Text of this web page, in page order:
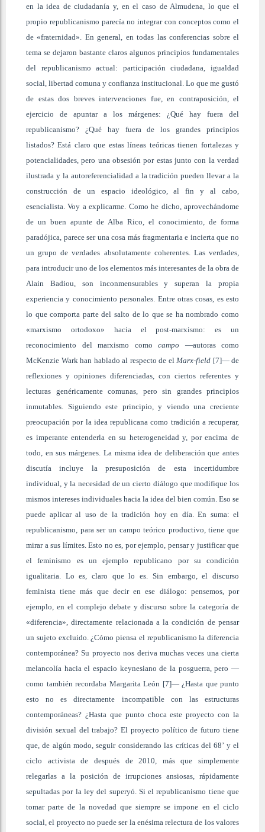
en la idea de ciudadanía y, en el caso de Almudena, lo que el
propio republicanismo parecía no integrar con conceptos como el
de «fraternidad». En general, en todas las conferencias sobre el
tema se dejaron bastante claros algunos principios fundamentales
del republicanismo actual: participación ciudadana, igualdad
social, libertad comuna y confianza institucional. Lo que me gustó
de estas dos breves intervenciones fue, en contraposición, el
ejercicio de apuntar a los márgenes: ¿Qué hay fuera del
republicanismo? ¿Qué hay fuera de los grandes principios
listados? Está claro que estas líneas teóricas tienen fortalezas y
potencialidades, pero una obsesión por estas junto con la verdad
ilustrada y la autoreferencialidad a la tradición pueden llevar a la
construcción de un espacio ideológico, al fin y al cabo,
esencialista. Voy a explicarme. Como he dicho, aprovechándome
de un buen apunte de Alba Rico, el conocimiento, de forma
paradójica, parece ser una cosa más fragmentaria e incierta que no
un grupo de verdades absolutamente coherentes. Las verdades,
para introducir uno de los elementos más interesantes de la obra de
Alain Badiou, son inconmensurables y superan la propia
experiencia y conocimiento personales. Entre otras cosas, es esto
lo que comporta parte del salto de lo que se ha nombrado como
«marxismo ortodoxo» hacia el post-marxismo: es un
reconocimiento del marxismo como campo —autoras como
McKenzie Wark han hablado al respecto de el Marx-field [7]— de
reflexiones y opiniones diferenciadas, con ciertos referentes y
lecturas genéricamente comunas, pero sin grandes principios
inmutables. Siguiendo este principio, y viendo una creciente
preocupación por la idea republicana como tradición a recuperar,
es imperante entenderla en su heterogeneidad y, por encima de
todo, en sus márgenes. La misma idea de deliberación que antes
discutía incluye la presuposición de esta incertidumbre
individual, y la necesidad de un cierto diálogo que modifique los
mismos intereses individuales hacia la idea del bien común. Eso se
puede aplicar al uso de la tradición hoy en día. En suma: el
republicanismo, para ser un campo teórico productivo, tiene que
mirar a sus límites. Esto no es, por ejemplo, pensar y justificar que
el feminismo es un ejemplo republicano por su condición
igualitaria. Lo es, claro que lo es. Sin embargo, el discurso
feminista tiene más que decir en ese diálogo: pensemos, por
ejemplo, en el complejo debate y discurso sobre la categoría de
«diferencia», directamente relacionada a la condición de pensar
un sujeto excluido. ¿Cómo piensa el republicanismo la diferencia
contemporánea? Su proyecto nos deriva muchas veces una cierta
melancolía hacia el espacio keynesiano de la posguerra, pero —
como también recordaba Margarita León [7]— ¿Hasta que punto
esto no es directamente incompatible con las estructuras
contemporáneas? ¿Hasta que punto choca este proyecto con la
división sexual del trabajo? El proyecto político de futuro tiene
que, de algún modo, seguir considerando las críticas del 68’ y el
ciclo activista de después de 2010, más que simplemente
relegarlas a la posición de irrupciones ansiosas, rápidamente
sepultadas por la ley del superyó. Si el republicanismo tiene que
tomar parte de la novedad que siempre se impone en el ciclo
social, el proyecto no puede ser la enésima relectura de los valores